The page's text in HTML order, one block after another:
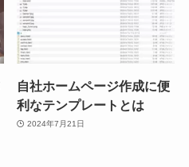
自社ホームページ作成に便
利なテンプレートとは
2024年7月21日